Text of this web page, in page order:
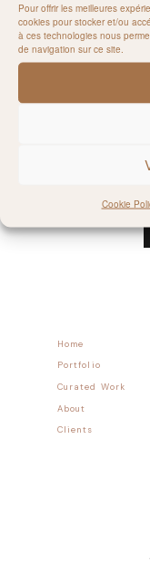
Pour offrir les meilleures
cookies pour stocker et/ou
à ces technologies nous
de navigation sur ce site.
Cookie
Home
Portfolio
Curated Work
About
Clients